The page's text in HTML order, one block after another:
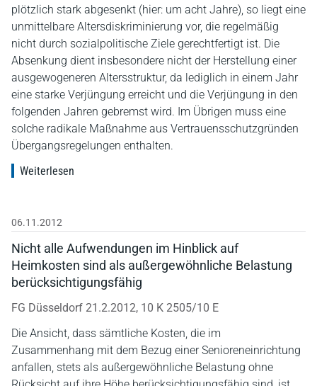
plötzlich stark abgesenkt (hier: um acht Jahre), so liegt eine
unmittelbare Altersdiskriminierung vor, die regelmäßig
nicht durch sozialpolitische Ziele gerechtfertigt ist. Die
Absenkung dient insbesondere nicht der Herstellung einer
ausgewogeneren Altersstruktur, da lediglich in einem Jahr
eine starke Verjüngung erreicht und die Verjüngung in den
folgenden Jahren gebremst wird. Im Übrigen muss eine
solche radikale Maßnahme aus Vertrauensschutzgründen
Übergangsregelungen enthalten.
Weiterlesen
06.11.2012
Nicht alle Aufwendungen im Hinblick auf
Heimkosten sind als außergewöhnliche Belastung
berücksichtigungsfähig
FG Düsseldorf 21.2.2012, 10 K 2505/10 E
Die Ansicht, dass sämtliche Kosten, die im
Zusammenhang mit dem Bezug einer Senioreneinrichtung
anfallen, stets als außergewöhnliche Belastung ohne